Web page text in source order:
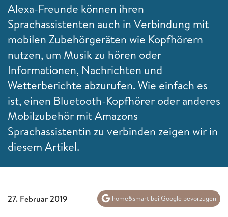
Alexa-Freunde können ihren
Sprachassistenten auch in Verbindung mit
mobilen Zubehörgeräten wie Kopfhörern
nutzen, um Musik zu hören oder
Informationen, Nachrichten und
Wetterberichte abzurufen. Wie einfach es
ist, einen Bluetooth-Kopfhörer oder anderes
Mobilzubehör mit Amazons
Sprachassistentin zu verbinden zeigen wir in
diesem Artikel.
27. Februar 2019 home&smart bei Google bevorzugen